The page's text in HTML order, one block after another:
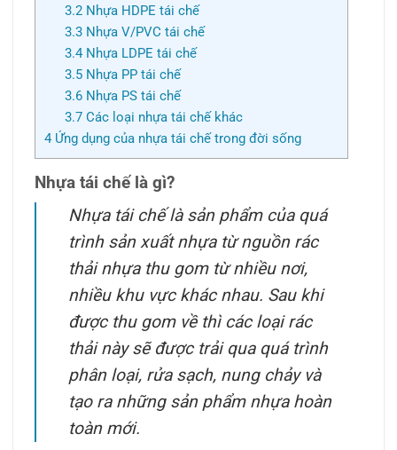
3.2Nhựa HDPE tái chế
3.3Nhựa V/PVC tái chế
3.4Nhựa LDPE tái chế
3.5Nhựa PP tái chế
3.6Nhựa PS tái chế
3.7Các loại nhựa tái chế khác
4 Ứng dụng của nhựa tái chế trong đời sống
Nhựa tái chế là gì?
Nhựa tái chế là sản phẩm của quá
trình sản xuất nhựa từ nguồn rác
thải nhựa thu gom từ nhiều nơi,
nhiều khu vực khác nhau. Sau khi
được thu gom về thì các loại rác
thải này sẽ được trải qua quá trình
phân loại, rửa sạch, nung chảy và
tạo ra những sản phẩm nhựa hoàn
toàn mới.